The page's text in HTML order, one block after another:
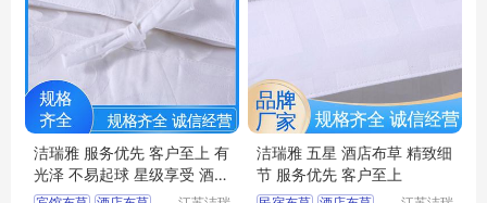
洁瑞雅 服务优先 客户至上 有
光泽 不易起球 星级享受 酒店
布草
洁瑞雅 五星 酒店布草 精致细
节 服务优先 客户至上